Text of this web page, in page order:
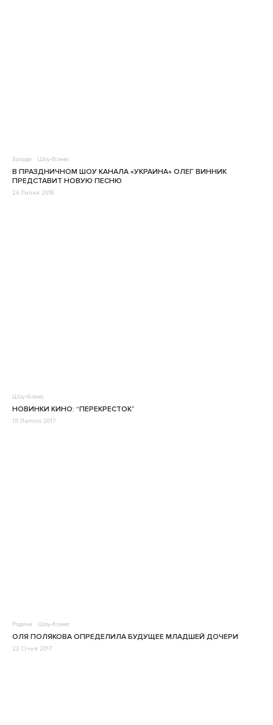
Заходи Шоу-бізнес
В ПРАЗДНИЧНОМ ШОУ КАНАЛА «УКРАИНА» ОЛЕГ ВИННИК
ПРЕДСТАВИТ НОВУЮ ПЕСНЮ
24 Липня 2018
Шоу-бізнес
НОВИНКИ КИНО: “ПЕРЕКРЕСТОК”
15 Лютого 2017
Родина Шоу-бізнес
ОЛЯ ПОЛЯКОВА ОПРЕДЕЛИЛА БУДУЩЕЕ МЛАДШЕЙ ДОЧЕРИ
23 Січня 2017